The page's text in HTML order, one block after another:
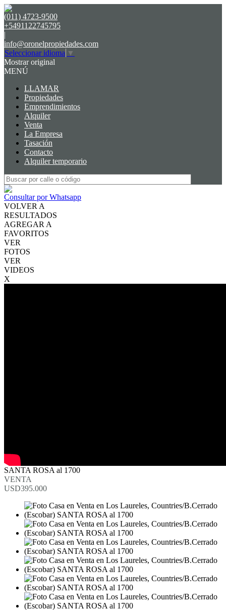
(011) 4723-9500
+5491122745795
|
info@oronelpropiedades.com
Seleccionar idioma ▼
Mostrar original
MENÚ
LLAMAR
Propiedades
Emprendimientos
Alquiler
Venta
La Empresa
Tasación
Contacto
Alquiler temporario
Consultar por Whatsapp
VOLVER A
RESULTADOS
AGREGAR A
FAVORITOS
VER
FOTOS
VER
VIDEOS
X
SANTA ROSA al 1700
VENTA
USD395.000